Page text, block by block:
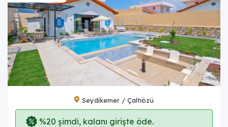
Seydikemer / Çaltıözü
%20 şimdi, kalanı girişte öde.